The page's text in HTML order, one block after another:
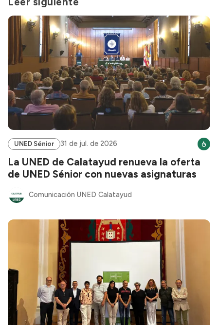
UNED Sénior 31 de jul. de 2026
La UNED de Calatayud renueva la oferta
de UNED Sénior con nuevas asignaturas
Comunicación UNED Calatayud